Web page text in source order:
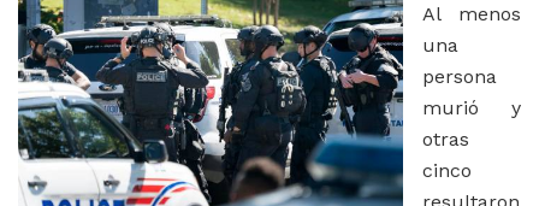
Al menos
una
persona
murió y
otras
cinco